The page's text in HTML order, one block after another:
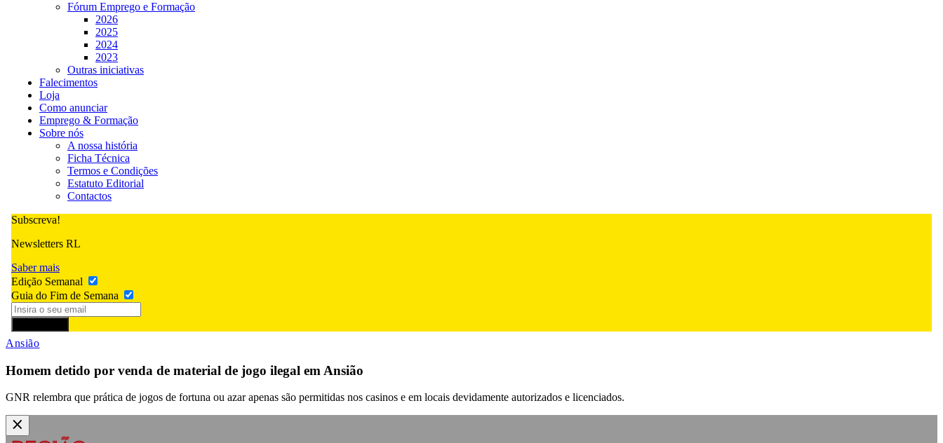
Fórum Emprego e Formação
2026
2025
2024
2023
Outras iniciativas
Falecimentos
Loja
Como anunciar
Emprego & Formação
Sobre nós
A nossa história
Ficha Técnica
Termos e Condições
Estatuto Editorial
Contactos
Subscreva!
Newsletters RL
Saber mais
Edição Semanal
Guia do Fim de Semana
Ansião
Homem detido por venda de material de jogo ilegal em Ansião
GNR relembra que prática de jogos de fortuna ou azar apenas são permitidas nos casinos e em locais devidamente autorizados e licenciados.